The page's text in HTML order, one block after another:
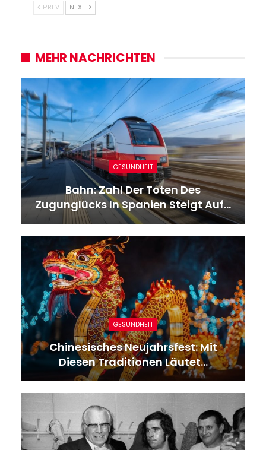
PREV NEXT
MEHR NACHRICHTEN
GESUNDHEIT
Bahn: Zahl Der Toten Des
Zugunglücks In Spanien Steigt Auf…
GESUNDHEIT
Chinesisches Neujahrsfest: Mit
Diesen Traditionen Läutet…